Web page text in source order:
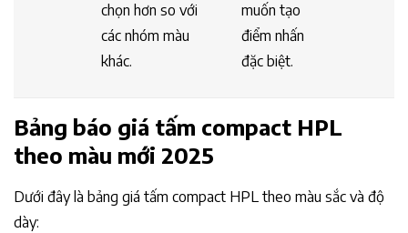
chọn hơn so với
các nhóm màu
khác.
muốn tạo
điểm nhấn
đặc biệt.
Bảng báo giá tấm compact HPL
theo màu mới 2025
Dưới đây là bảng giá tấm compact HPL theo màu sắc và độ
dày: